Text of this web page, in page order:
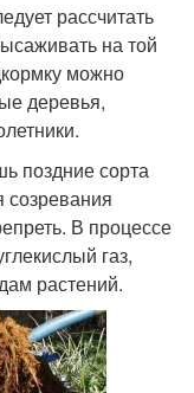
рассчитать
на той
можно
деревья,
поздние сорта
созревания
В процессе
газ,
растений.